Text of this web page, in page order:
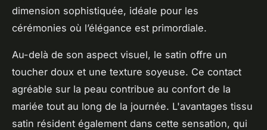
dimension sophistiquée, idéale pour les
cérémonies où l’élégance est primordiale.
Au-delà de son aspect visuel, le satin offre un
toucher doux et une texture soyeuse. Ce contact
agréable sur la peau contribue au confort de la
mariée tout au long de la journée. L'avantages tissu
satin résident également dans cette sensation, qui